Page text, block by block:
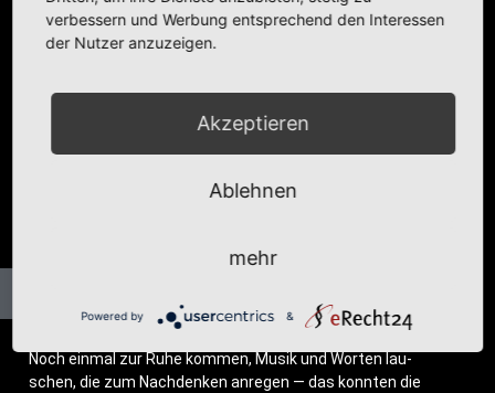
Noch ein­mal zur Ruhe kom­men, Musik und Wor­ten lau­
schen, die zum Nach­den­ken anre­gen — das konn­ten die
verbessern und Werbung entsprechend den Interessen
der Nutzer anzuzeigen.
Akzeptieren
Ablehnen
mehr
Powered by &